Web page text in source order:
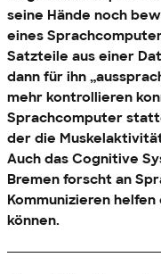
seine Hände noch
eines
Satzteile aus einer
dann für ihn
mehr kontrollieren
Sprachcomputer
der die
Auch das Cognitive
Bremen forscht an
Kommunizieren
können.